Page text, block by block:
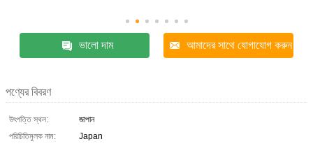
ভালো দাম আমাদের সাথে যোগাযোগ করুন
পণ্যের বিবরণ
উৎপত্তি স্থল:
জাপান
পরিচিতিমুলক নাম:
Japan